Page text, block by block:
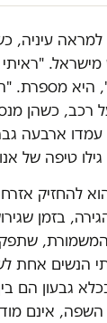
עיניה,
היא מספרת.
על רכב, כשהן
עמדו ארבעה
טיפה של
להחזיק
בזמן
הנשים אחת
גבעון הם
אינם